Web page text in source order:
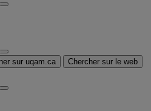
sur uqam.ca Chercher sur le web